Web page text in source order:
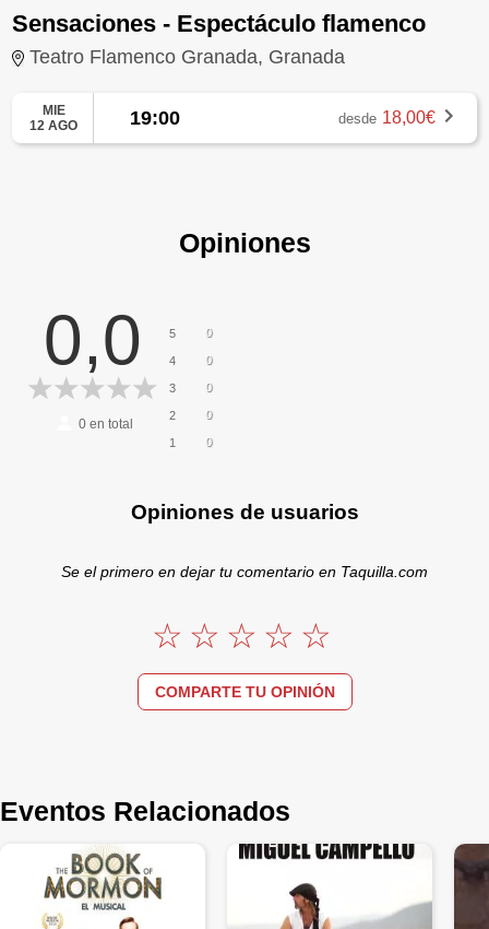
Sensaciones - Espectáculo flamenco
Teatro Flamenco Granada, Granada
MIE
12 AGO
19:00 desde 18,00€
Opiniones
0,0
0en total
5 0
4 0
3 0
2 0
1 0
Opiniones de usuarios
Se el primero en dejar tu comentario en Taquilla.com
COMPARTE TU OPINIÓN
Eventos Relacionados